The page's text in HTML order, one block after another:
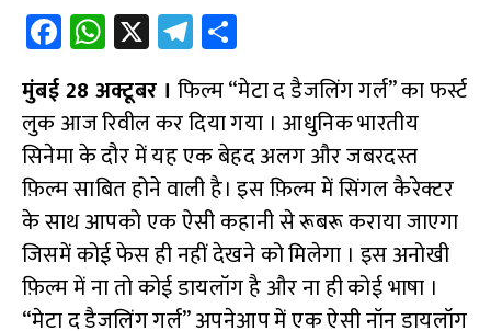
Fa
ce
b
o
o
k
W
h
at
s
A
p
p
X Te
le
gr
a
m
h
ar
e
मुंबई 28 अक्टूबर । फिल्म “मेटा द डैजलिंग गर्ल” का फर्स्ट
लुक आज रिवील कर दिया गया । आधुनिक भारतीय
सिनेमा के दौर में यह एक बेहद अलग और जबरदस्त
फ़िल्म साबित होने वाली है। इस फ़िल्म में सिंगल कैरेक्टर
के साथ आपको एक ऐसी कहानी से रूबरू कराया जाएगा
जिसमें कोई फेस ही नहीं देखने को मिलेगा । इस अनोखी
फ़िल्म में ना तो कोई डायलॉग है और ना ही कोई भाषा ।
“मेटा द डैजलिंग गर्ल” अपनेआप में एक ऐसी नॉन डायलॉग